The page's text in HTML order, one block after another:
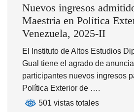
Nuevos ingresos
Maestría en Política
Venezuela, 2025-II
El Instituto de Altos Estudios
Gual tiene el agrado de
participantes nuevos ingresos
Política Exterior de ….
501 vistas totales